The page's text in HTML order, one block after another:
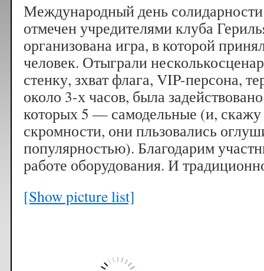
Международный день
отмечен учредителями клуба
организована игра, в которой
человек. Отыграли
стенку, зхват флага, VIP-персона,
около 3-х часов, была
которых 5 — самодельные (и,
скромности, они пльзовались
популярностью). Благодарим
работе оборудования. И
[Show picture list]